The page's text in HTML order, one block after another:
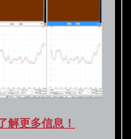
解更多信息！